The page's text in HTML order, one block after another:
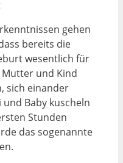
gehen
bereits die
wesentlich für
Mutter und Kind
sich einander
Baby kuscheln
Stunden
das sogenannte